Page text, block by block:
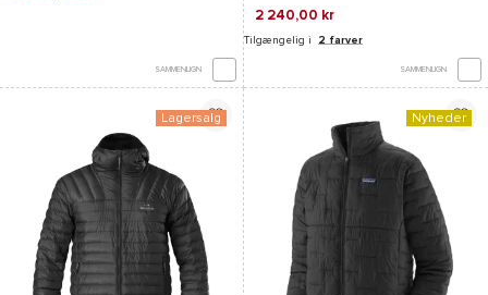
SAMMENLIGN
2 240,00 kr
Tilgængelig i 2 farver
SAMMENLIGN
Lagersalg Nyheder